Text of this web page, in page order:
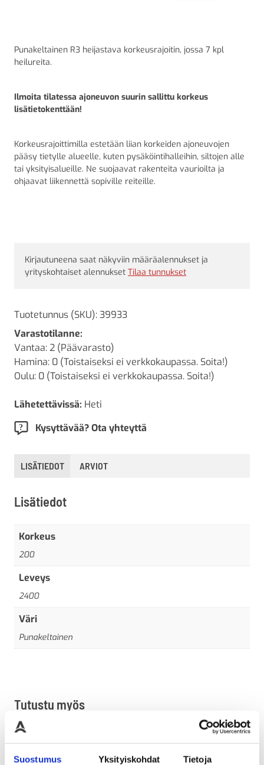
Suostumus Yksityiskohdat Tietoja
Punakeltainen R3 heijastava korkeusrajoitin, jossa 7 kpl
heilureita.
Ilmoita tilatessa ajoneuvon suurin sallittu korkeus
lisätietokenttään!
Korkeusrajoittimilla estetään liian korkeiden ajoneuvojen
pääsy tietylle alueelle, kuten pysäköintihalleihin, siltojen alle
tai yksityisalueille. Ne suojaavat rakenteita vaurioilta ja
ohjaavat liikennettä sopiville reiteille.
Kirjautuneena saat näkyviin määräalennukset ja
yrityskohtaiset alennukset Tilaa tunnukset
Tuotetunnus (SKU):39933
Varastotilanne:
Vantaa: 2 (Päävarasto)
Hamina: 0 (Toistaiseksi ei verkkokaupassa. Soita!)
Oulu: 0 (Toistaiseksi ei verkkokaupassa. Soita!)
Lähetettävissä: Heti
Kysyttävää? Ota yhteyttä
LISÄTIEDOT ARVIOT
Lisätiedot
Korkeus
200
Leveys
2400
Väri
Punakeltainen
Tutustu myös